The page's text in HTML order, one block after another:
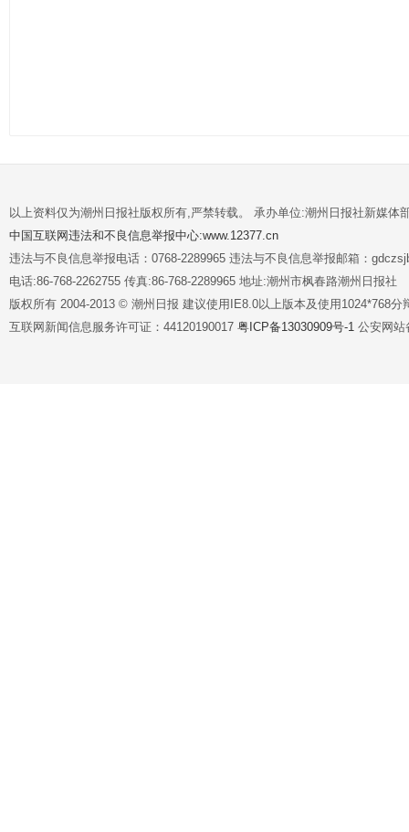
以上资料仅为潮州日报社版权所有,严禁转载。 承办单位:潮州日报社新媒体
中国互联网违法和不良信息举报中心:www.12377.cn
违法与不良信息举报电话：0768-2289965 违法与不良信息举报邮箱：
电话:86-768-2262755 传真:86-768-2289965 地址:潮州市枫春路潮州日报社
版权所有 2004-2013 © 潮州日报 建议使用IE8.0以上版本及使用1024*768分
互联网新闻信息服务许可证：44120190017 粤ICP备13030909号-1 公安网站